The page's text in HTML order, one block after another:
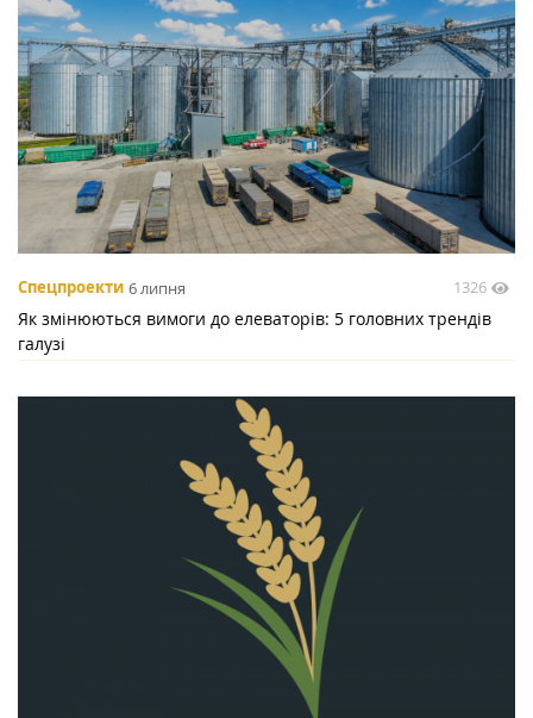
Спецпроекти 6 липня 1326
Як змінюються вимоги до елеваторів: 5 головних трендів
галузі